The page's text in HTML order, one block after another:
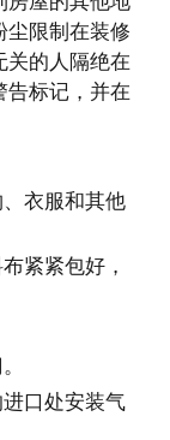
限制在装修
的人隔绝在
标记，并在
衣服和其他
紧紧包好，
口处安装气